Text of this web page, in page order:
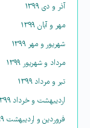
آذر و دی ۱۳۹۹
مهر و آبان ۱۳۹۹
شهریور و مهر ۱۳۹۹
مرداد و شهریور ۱۳۹۹
تیر و مرداد ۱۳۹۹
اردیبهشت و خرداد ۱۳۹۹
فروردین و اردیبهشت ۱۳۹۹